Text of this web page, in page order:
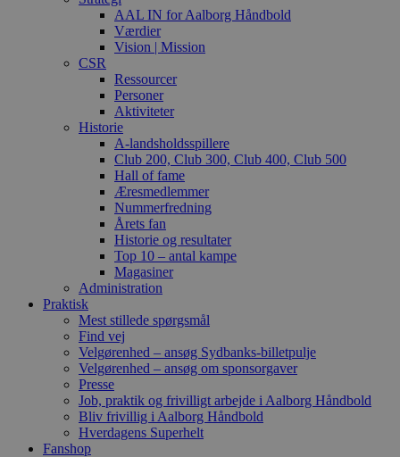
AAL IN for Aalborg Håndbold
Værdier
Vision | Mission
CSR
Ressourcer
Personer
Aktiviteter
Historie
A-landsholdsspillere
Club 200, Club 300, Club 400, Club 500
Hall of fame
Æresmedlemmer
Nummerfredning
Årets fan
Historie og resultater
Top 10 – antal kampe
Magasiner
Administration
Praktisk
Mest stillede spørgsmål
Find vej
Velgørenhed – ansøg Sydbanks-billetpulje
Velgørenhed – ansøg om sponsorgaver
Presse
Job, praktik og frivilligt arbejde i Aalborg Håndbold
Bliv frivillig i Aalborg Håndbold
Hverdagens Superhelt
Fanshop